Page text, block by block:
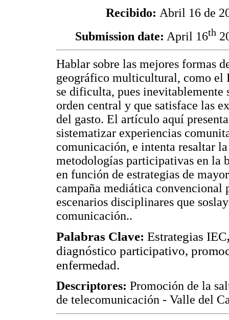
Recibido: Abril 16 de
Submission date: April 16th
Hablar sobre las mejores formas
geográfico multicultural, como el
se dificulta, pues inevitablemente
orden central y que satisface las
del gasto. El artículo aquí
sistematizar experiencias
comunicación, e intenta resaltar
metodologías participativas en la
en función de estrategias de
campaña mediática convencional
escenarios disciplinares que
comunicación..
Palabras Clave: Estrategias IEC
diagnóstico participativo,
enfermedad.
Descriptores: Promoción de la
de telecomunicación - Valle del